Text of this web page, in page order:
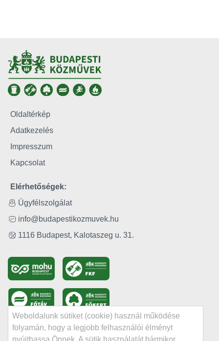
Oldaltérkép
Adatkezelés
Impresszum
Kapcsolat
Elérhetőségek:
Ügyfélszolgálat
info@budapestikozmuvek.hu
1116 Budapest, Kalotaszeg u. 31.
Weboldalunk sütiket (cookie) használ működése
folyamán, hogy a legjobb felhasználói élményt
nyújthassa Önnek. A sütik használatát bármikor